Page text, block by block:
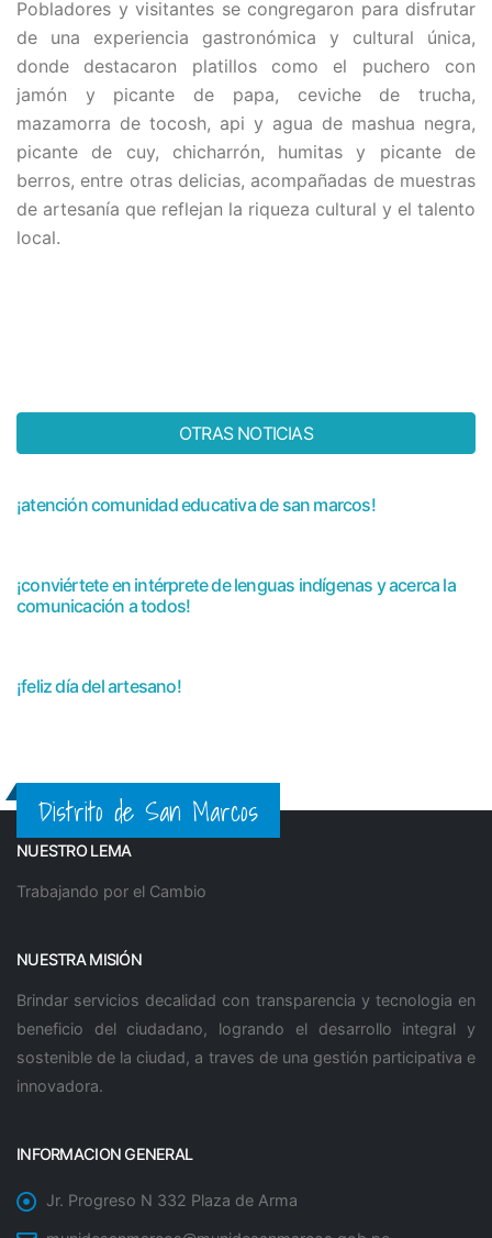
Pobladores y visitantes se congregaron para disfrutar
de una experiencia gastronómica y cultural única,
donde destacaron platillos como el puchero con
jamón y picante de papa, ceviche de trucha,
mazamorra de tocosh, api y agua de mashua negra,
picante de cuy, chicharrón, humitas y picante de
berros, entre otras delicias, acompañadas de muestras
de artesanía que reflejan la riqueza cultural y el talento
local.
OTRAS NOTICIAS
¡atención comunidad educativa de san marcos!
¡conviértete en intérprete de lenguas indígenas y acerca la
comunicación a todos!
¡feliz día del artesano!
Distrito de San Marcos
NUESTRO LEMA
Trabajando por el Cambio
NUESTRA MISIÓN
Brindar servicios decalidad con transparencia y tecnologia en
beneficio del ciudadano, logrando el desarrollo integral y
sostenible de la ciudad, a traves de una gestión participativa e
innovadora.
INFORMACION GENERAL
Jr. Progreso N 332 Plaza de Arma